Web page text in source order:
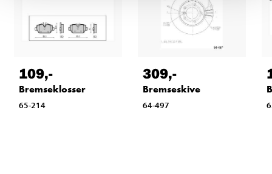
109,-
Bremseklosser
65-214
309,-
Bremseskive
64-497